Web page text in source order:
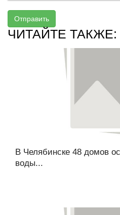
Отправить
ЧИТАЙТЕ ТАКЖЕ:
В Челябинске 48 домов
воды...